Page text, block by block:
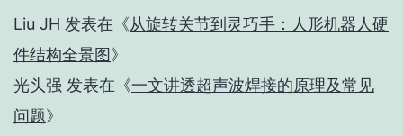
Liu JH 发表在《从旋转关节到灵巧手：人形机器人硬
件结构全景图》
光头强 发表在《一文讲透超声波焊接的原理及常见
问题》